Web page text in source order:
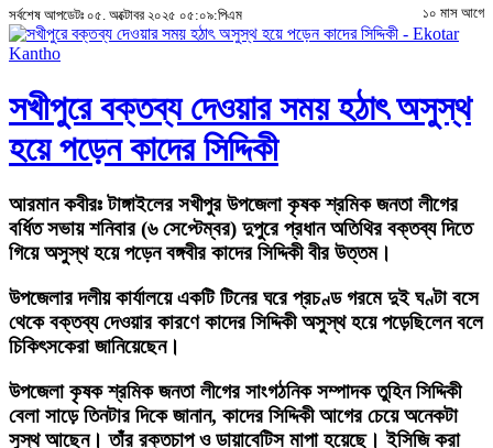
সর্বশেষ আপডেটঃ ০৫. অক্টোবর ২০২৫ ০৫:০৯:পিএম ১০ মাস আগে
সখীপুরে বক্তব্য দেওয়ার সময় হঠাৎ অসুস্থ
হয়ে পড়েন কাদের সিদ্দিকী
আরমান কবীরঃটাঙ্গাইলের সখীপুর উপজেলা কৃষক শ্রমিক জনতা লীগের
বর্ধিত সভায় শনিবার (৬ সেপ্টেম্বর) দুপুরে প্রধান অতিথির বক্তব্য দিতে
গিয়ে অসুস্থ হয়ে পড়েন বঙ্গবীর কাদের সিদ্দিকী বীর উত্তম।
উপজেলার দলীয় কার্যালয়ে একটি টিনের ঘরে প্রচণ্ড গরমে দুই ঘণ্টা বসে
থেকে বক্তব্য দেওয়ার কারণে কাদের সিদ্দিকী অসুস্থ হয়ে পড়েছিলেন বলে
চিকিৎসকেরা জানিয়েছেন।
উপজেলা কৃষক শ্রমিক জনতা লীগের সাংগঠনিক সম্পাদক তুহিন সিদ্দিকী
বেলা সাড়ে তিনটার দিকে জানান, কাদের সিদ্দিকী আগের চেয়ে অনেকটা
সুস্থ আছেন। তাঁর রক্তচাপ ও ডায়াবেটিস মাপা হয়েছে। ইসিজি করা